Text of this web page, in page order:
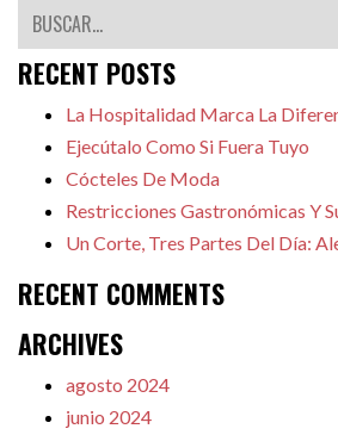
RECENT POSTS
La Hospitalidad Marca La
Ejecútalo Como Si Fuera Tuyo
Cócteles De Moda
Restricciones Gastronómicas Y
Un Corte, Tres Partes Del Día:
RECENT COMMENTS
ARCHIVES
agosto 2024
junio 2024